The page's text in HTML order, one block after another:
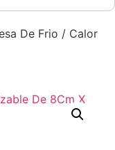
De Frio / Calor